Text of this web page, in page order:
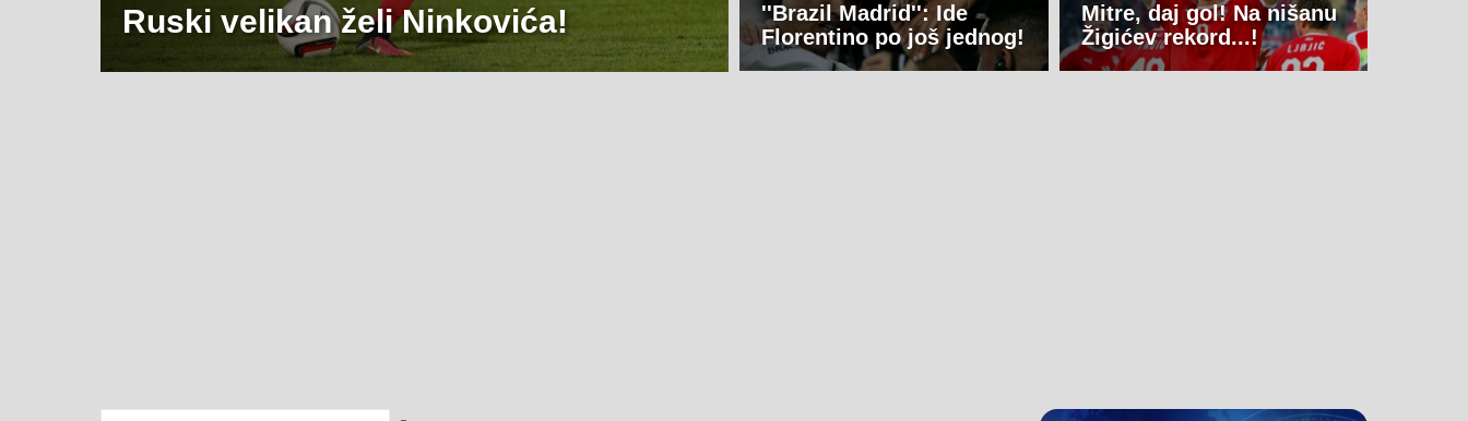
Ruski velikan želi Ninkovića!
''Brazil Madrid'': Ide
Florentino po još jednog!
Mitre, daj gol! Na nišanu
Žigićev rekord...!